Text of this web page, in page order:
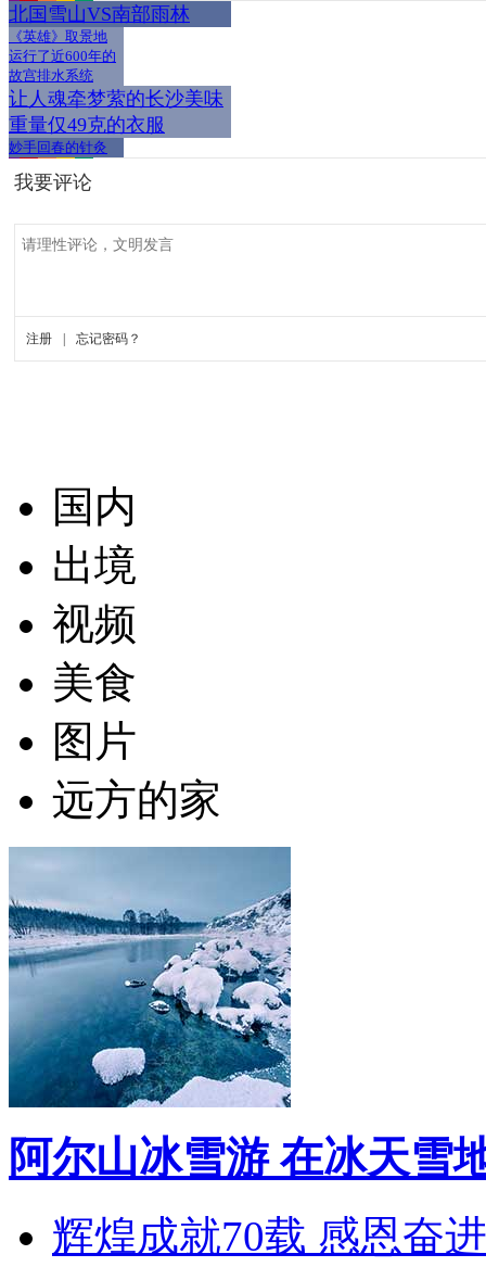
北国雪山VS南部雨林
《英雄》取景地
运行了近600年的
故宫排水系统
让人魂牵梦萦的长沙美味
重量仅49克的衣服
妙手回春的针灸
国内
出境
视频
美食
图片
远方的家
阿尔山冰雪游 在冰天雪
辉煌成就70载 感恩奋